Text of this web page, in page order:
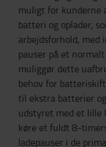
muligt for kunderne
batteri og oplader,
arbejdsforhold, med
pauser på et
muliggør dette
behov for
til ekstra batterier
udstyret med et
køre et fuldt 8-
ladepauser i de